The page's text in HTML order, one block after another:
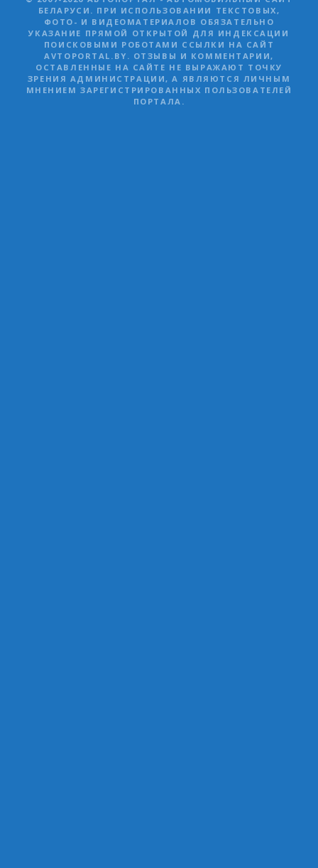
БЕЛАРУСИ. ПРИ ИСПОЛЬЗОВАНИИ ТЕКСТОВЫХ,
ФОТО- И ВИДЕОМАТЕРИАЛОВ ОБЯЗАТЕЛЬНО
УКАЗАНИЕ ПРЯМОЙ ОТКРЫТОЙ ДЛЯ ИНДЕКСАЦИИ
ПОИСКОВЫМИ РОБОТАМИ ССЫЛКИ НА САЙТ
AVTOPORTAL.BY. ОТЗЫВЫ И КОММЕНТАРИИ,
ОСТАВЛЕННЫЕ НА САЙТЕ НЕ ВЫРАЖАЮТ ТОЧКУ
ЗРЕНИЯ АДМИНИСТРАЦИИ, А ЯВЛЯЮТСЯ ЛИЧНЫМ
МНЕНИЕМ ЗАРЕГИСТРИРОВАННЫХ ПОЛЬЗОВАТЕЛЕЙ
ПОРТАЛА.